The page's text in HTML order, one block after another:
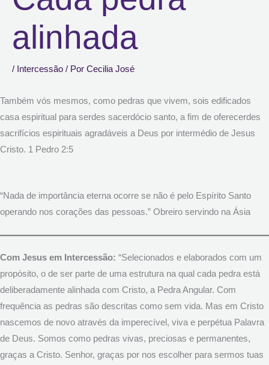
alinhada
/ Intercessão / Por Cecilia José
Também vós mesmos, como pedras que vivem, sois edificados
casa espiritual para serdes sacerdócio santo, a fim de oferecerdes
sacrifícios espirituais agradáveis a Deus por intermédio de Jesus
Cristo. 1 Pedro 2:5
“Nada de importância eterna ocorre se não é pelo Espírito Santo
operando nos corações das pessoas.” Obreiro servindo na Ásia
Com Jesus em Intercessão: “Selecionados e elaborados com um
propósito, o de ser parte de uma estrutura na qual cada pedra está
deliberadamente alinhada com Cristo, a Pedra Angular. Com
frequência as pedras são descritas como sem vida. Mas em Cristo
nascemos de novo através da imperecível, viva e perpétua Palavra
de Deus. Somos como pedras vivas, preciosas e permanentes,
graças a Cristo. Senhor, graças por nos escolher para sermos tuas